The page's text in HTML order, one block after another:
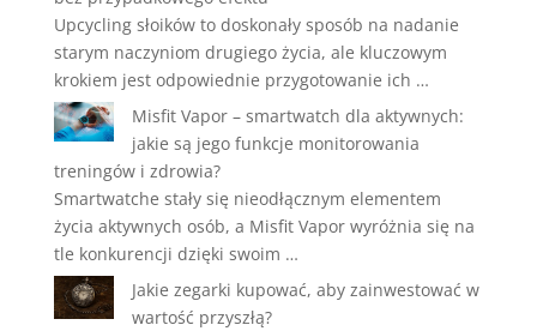
Upcycling słoików to doskonały sposób na nadanie
starym naczyniom drugiego życia, ale kluczowym
krokiem jest odpowiednie przygotowanie ich …
Misfit Vapor – smartwatch dla aktywnych:
jakie są jego funkcje monitorowania
treningów i zdrowia?
Smartwatche stały się nieodłącznym elementem
życia aktywnych osób, a Misfit Vapor wyróżnia się na
tle konkurencji dzięki swoim …
Jakie zegarki kupować, aby zainwestować w
wartość przyszłą?